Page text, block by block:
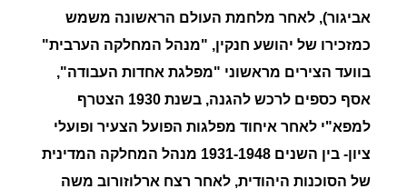
אביגור), לאחר מלחמת העולם הראשונה משמש
כמזכירו של יהושע חנקין, "מנהל המחלקה הערבית"
בוועד הצירים מראשוני "מפלגת אחדות העבודה",
אסף כספים לרכש להגנה, בשנת 1930 הצטרף
למפא"י לאחר איחוד מפלגות הפועל הצעיר ופועלי
ציון- בין השנים 1931-1948 מנהל המחלקה המדינית
של הסוכנות היהודית, לאחר רצח ארלוזורוב משה